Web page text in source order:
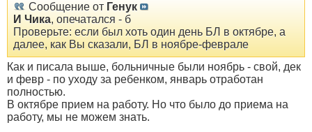
Сообщение от Генук
И Чика, опечатался - б
Проверьте: если был хоть один день БЛ в октябре, а
далее, как Вы сказали, БЛ в ноябре-феврале
Как и писала выше, больничные были ноябрь - свой, дек
и февр - по уходу за ребенком, январь отработан
полностью.
В октябре прием на работу. Но что было до приема на
работу, мы не можем знать.